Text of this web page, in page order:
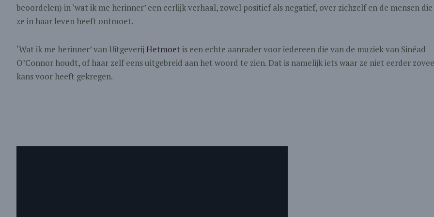
beoordelen) in ‘wat ik me herinner’ een eerlijk verhaal, zowel positief als negatief, over zichzelf en de mensen die
ze in haar leven heeft ontmoet.
‘Wat ik me herinner’ van Uitgeverij Hetmoetis een echte aanrader voor iedereen die van de muziek van Sinéad
O’Connor houdt, of haar zelf eens uitgebreid aan het woord te zien. Dat is namelijk iets waar ze niet eerder
kans voor heeft gekregen.